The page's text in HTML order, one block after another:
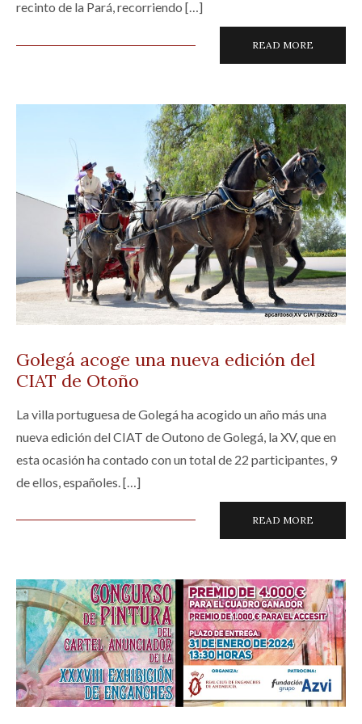
recinto de la Pará, recorriendo […]
READ MORE
Golegá acoge una nueva edición del
CIAT de Otoño
La villa portuguesa de Golegá ha acogido un año más una
nueva edición del CIAT de Outono de Golegá, la XV, que en
esta ocasión ha contado con un total de 22 participantes, 9
de ellos, españoles. […]
READ MORE